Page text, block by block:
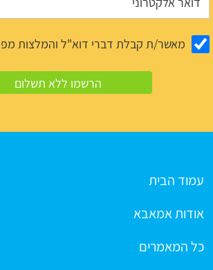
מאשר/ת קבלת דברי דוא"ל והמלצות
עמוד הבית
אודות אמאבא
כל המאמרים